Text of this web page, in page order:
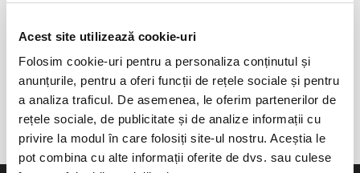
Acest site utilizează cookie-uri
Folosim cookie-uri pentru a personaliza conținutul și
anunțurile, pentru a oferi funcții de rețele sociale și pentru
a analiza traficul. De asemenea, le oferim partenerilor de
rețele sociale, de publicitate și de analize informații cu
privire la modul în care folosiți site-ul nostru. Aceștia le
pot combina cu alte informații oferite de dvs. sau culese
anunta-ma pe email cand apare urmatorul eveniment la
Tusnad